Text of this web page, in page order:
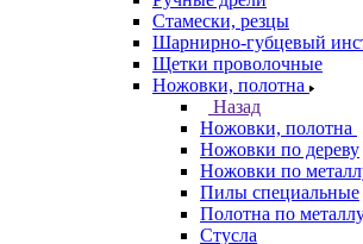
Стамески, резцы
Шарнирно-губцевый
Щетки проволочные
Ножовки, полотна
Назад
Ножовки, полотна
Ножовки по дереву
Ножовки по
Пилы специальные
Полотна по
Стусла